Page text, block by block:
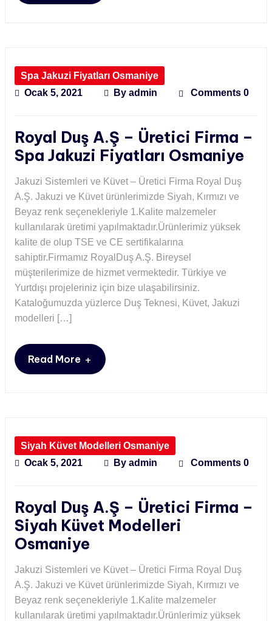
Spa Jakuzi Fiyatları Osmaniye
Ocak 5, 2021
By admin Comments 0
Royal Duş A.Ş – Üretici Firma –
Spa Jakuzi Fiyatları Osmaniye
Jakuzi Sistemleri ve Küvet – Üretici Firma Royal Duş
A.Ş. Jakuzi ve Küvet ürünlerimizde Siyah, Kırmızı ve
Beyaz renk seçenekleriyle 1.Kalite malzemeler
kullanılarak üretimi yapılmaktadır.Ürünlerimiz yüksek
kalite de olup TSE ve CE sertifikalarına
sahiptir.Firmamız RoyalDuş A.Ş. Bireysel
müşterilerimize de hizmet vermektedir. Türkiye ve
Yurtdışı projeleriniz için bize ulaşabilirsiniz.
Kataloğumuzda yüzlerce Duş Teknesi, Küvet, Jakuzi
modelleri […]
Read More +
Siyah Küvet Modelleri Osmaniye
Ocak 5, 2021
By admin Comments 0
Royal Duş A.Ş – Üretici Firma –
Siyah Küvet Modelleri
Osmaniye
Jakuzi Sistemleri ve Küvet – Üretici Firma Royal Duş
A.Ş. Jakuzi ve Küvet ürünlerimizde Siyah, Kırmızı ve
Beyaz renk seçenekleriyle 1.Kalite malzemeler
kullanılarak üretimi yapılmaktadır.Ürünlerimiz yüksek